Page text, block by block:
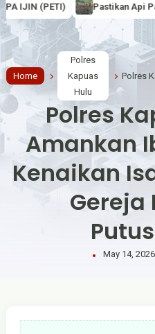
Api Padam, Personil TNI-
Home
Polres
Kapuas
Hulu
Polres
Amankan
Kenaikan
Gereja
May 14, 2026